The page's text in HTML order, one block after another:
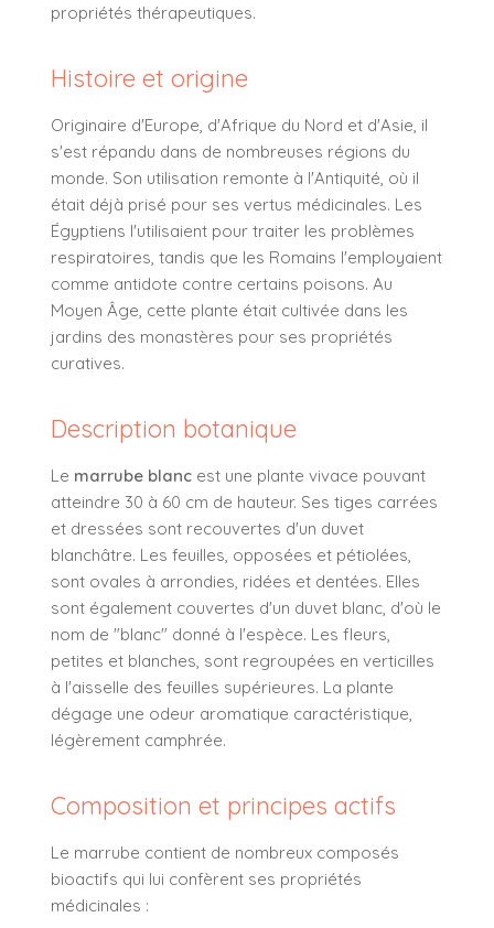
propriétés thérapeutiques.
Histoire et origine
Originaire d'Europe, d'Afrique du Nord et d'Asie, il
s'est répandu dans de nombreuses régions du
monde. Son utilisation remonte à l'Antiquité, où il
était déjà prisé pour ses vertus médicinales. Les
Égyptiens l'utilisaient pour traiter les problèmes
respiratoires, tandis que les Romains l'employaient
comme antidote contre certains poisons. Au
Moyen Âge, cette plante était cultivée dans les
jardins des monastères pour ses propriétés
curatives.
Description botanique
Le marrube blanc est une plante vivace pouvant
atteindre 30 à 60 cm de hauteur. Ses tiges carrées
et dressées sont recouvertes d'un duvet
blanchâtre. Les feuilles, opposées et pétiolées,
sont ovales à arrondies, ridées et dentées. Elles
sont également couvertes d'un duvet blanc, d'où le
nom de "blanc" donné à l'espèce. Les fleurs,
petites et blanches, sont regroupées en verticilles
à l'aisselle des feuilles supérieures. La plante
dégage une odeur aromatique caractéristique,
légèrement camphrée.
Composition et principes actifs
Le marrube contient de nombreux composés
bioactifs qui lui confèrent ses propriétés
médicinales :